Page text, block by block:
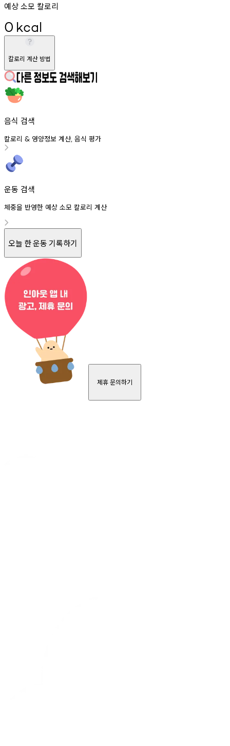
예상 소모 칼로리
0 kcal
칼로리 계산 방법
음식 검색
칼로리 & 영양정보 계산, 음식 평가
운동 검색
체중을 반영한 예상 소모 칼로리 계산
오늘 한 운동 기록하기
제휴 문의하기